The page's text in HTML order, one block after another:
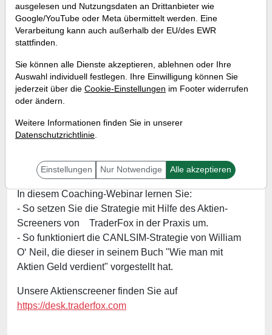
7 Kriterien, um Superperformer
wie Super Micro Computer
schon von Beginn an zu
Referent:Simon Betschinger
In diesem Coaching-Webinar lernen Sie:
- So setzen Sie die Strategie mit Hilfe des Aktien-
Screeners von TraderFox in der Praxis um.
- So funktioniert die CANLSIM-Strategie von William
O‘ Neil, die dieser in seinem Buch "Wie man mit
Aktien Geld verdient" vorgestellt hat.
Unsere Aktienscreener finden Sie auf
https://desk.traderfox.com
ausgelesen und Nutzungsdaten an Drittanbieter wie
Google/YouTube oder Meta übermittelt werden. Eine
Verarbeitung kann auch außerhalb der EU/des EWR
stattfinden.
Sie können alle Dienste akzeptieren, ablehnen oder Ihre
Auswahl individuell festlegen. Ihre Einwilligung können Sie
jederzeit über die Cookie-Einstellungen im Footer widerrufen
oder ändern.
Weitere Informationen finden Sie in unserer
Datenschutzrichtlinie.
Einstellungen Nur Notwendige Alle akzeptieren